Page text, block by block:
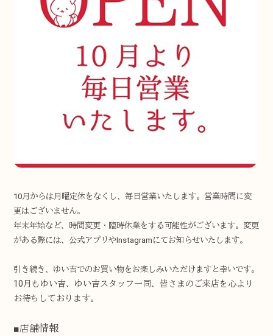
10月からは月曜定休をなくし、毎日営業いたします。営業時間に変
更はございません。
年末年始など、時間変更・臨時休業をする可能性がございます。変更
がある際には、公式アプリやInstagramにてお知らせいたします。
引き続き、ゆい吉でのお買い物をお楽しみいただけますと幸いです。
10月もゆい吉、ゆい吉スタッフ一同、皆さまのご来店を心より
お待ちしております。
■店舗情報